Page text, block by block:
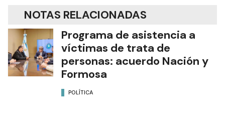
NOTAS RELACIONADAS
Programa de asistencia a
víctimas de trata de
personas: acuerdo Nación y
Formosa
POLÍTICA